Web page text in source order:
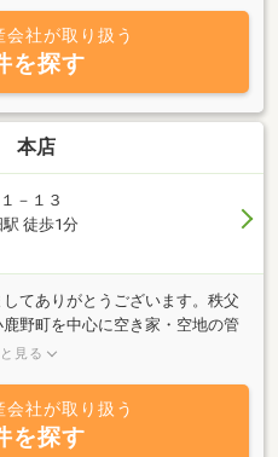
会社が取り扱う
を探す
本店
－１３
徒歩1分
てありがとうございます。秩父
野町を中心に空き家・空地の管
紹介などお気軽にご相談下さ
資金のこと・住宅ローンのこ
応させて頂きます。心からご来
見る
会社が取り扱う
を探す